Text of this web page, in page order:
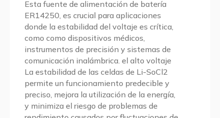
Esta fuente de alimentación de batería
ER14250, es crucial para aplicaciones
donde la estabilidad del voltaje es crítica,
como como dispositivos médicos,
instrumentos de precisión y sistemas de
comunicación inalámbrica. el alto voltaje
La estabilidad de las celdas de Li-SoCl2
permite un funcionamiento predecible y
preciso, mejora la utilización de la energía,
y minimiza el riesgo de problemas de